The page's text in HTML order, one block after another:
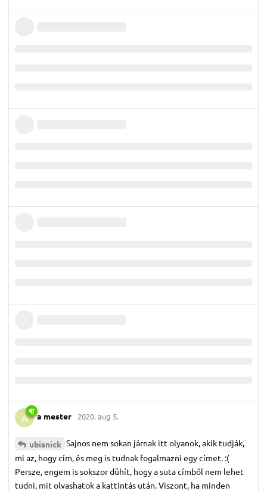
A a mester 2020. aug 5.
ubisnick Sajnos nem sokan járnak itt olyanok, akik tudják,
mi az, hogy cím, és meg is tudnak fogalmazni egy címet. :(
Persze, engem is sokszor dühít, hogy a suta címből nem lehet
tudni, mit olvashatok a kattintás után. Viszont, ha minden